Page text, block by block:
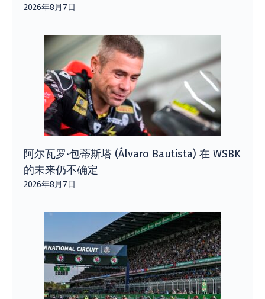
2026年8月7日
阿尔瓦罗·包蒂斯塔 (Álvaro Bautista) 在 WSBK
的未来仍不确定
2026年8月7日